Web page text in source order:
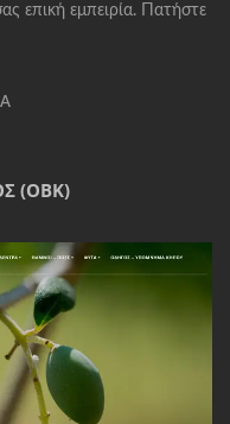
επική εμπειρία. Πατήστε
(ΟΒΚ)